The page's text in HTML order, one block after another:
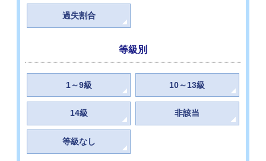
過失割合
等級別
1～9級 10～13級
14級 非該当
等級なし